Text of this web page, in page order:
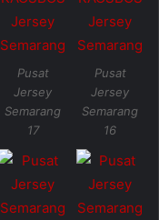
Pusat
Jersey
Semarang
17
Pusat
Jersey
Semarang
16